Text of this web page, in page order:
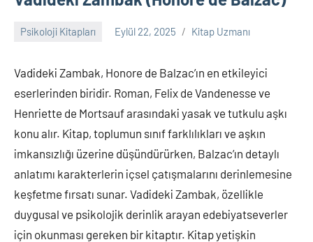
Psikoloji Kitapları Eylül 22, 2025 Kitap Uzmanı
Vadideki Zambak, Honore de Balzac’ın en etkileyici
eserlerinden biridir. Roman, Felix de Vandenesse ve
Henriette de Mortsauf arasındaki yasak ve tutkulu aşkı
konu alır. Kitap, toplumun sınıf farklılıkları ve aşkın
imkansızlığı üzerine düşündürürken, Balzac’ın detaylı
anlatımı karakterlerin içsel çatışmalarını derinlemesine
keşfetme fırsatı sunar. Vadideki Zambak, özellikle
duygusal ve psikolojik derinlik arayan edebiyatseverler
için okunması gereken bir kitaptır. Kitap yetişkin